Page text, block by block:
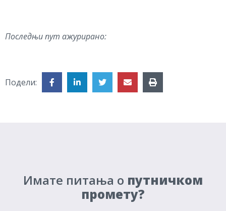
Последњи пут ажурирано:
Подели:
Имате питања о путничком
промету?